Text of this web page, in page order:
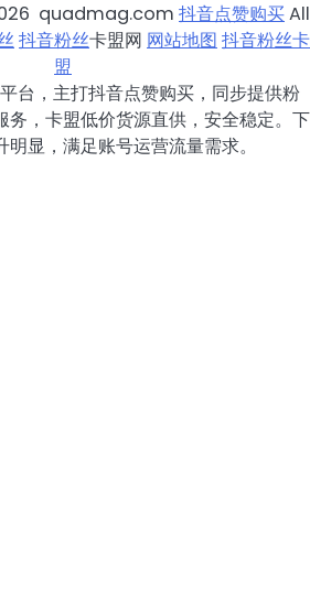
quadmag.com 抖音点赞购买All
抖音粉丝卡盟网 网站地图 抖音粉丝卡
盟
台，主打抖音点赞购买，同步提供粉
务，卡盟低价货源直供，安全稳定。下
显，满足账号运营流量需求。